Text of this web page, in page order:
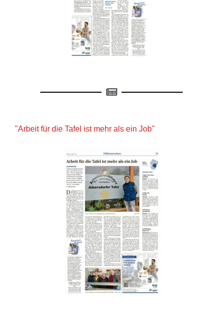
"Arbeit für die Tafel ist mehr als ein Job"